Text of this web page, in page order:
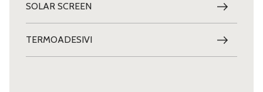
SOLAR SCREEN
TERMOADESIVI